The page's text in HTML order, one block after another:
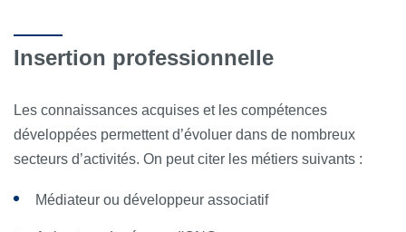
Insertion professionnelle
Les connaissances acquises et les compétences
développées permettent d’évoluer dans de nombreux
secteurs d’activités. On peut citer les métiers suivants :
Médiateur ou développeur associatif